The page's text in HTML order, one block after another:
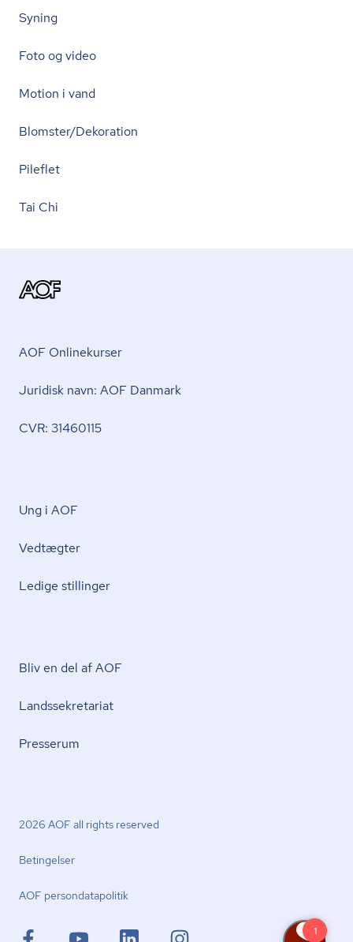
Syning
Foto og video
Motion i vand
Blomster/Dekoration
Pileflet
Tai Chi
AOF Onlinekurser
Juridisk navn: AOF Danmark
CVR: 31460115
Ung i AOF
Vedtægter
Ledige stillinger
Bliv en del af AOF
Lands­se­kre­ta­ri­at
Presserum
2026 AOF all rights reserved
Betingelser
AOF per­son­da­ta­po­li­tik